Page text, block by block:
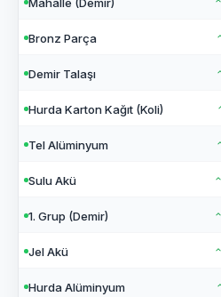
Bronz Parça
Demir Talaşı
Hurda Karton Kağıt (Koli)
Tel Alüminyum
Sulu Akü
1. Grup (Demir)
Jel Akü
Hurda Alüminyum